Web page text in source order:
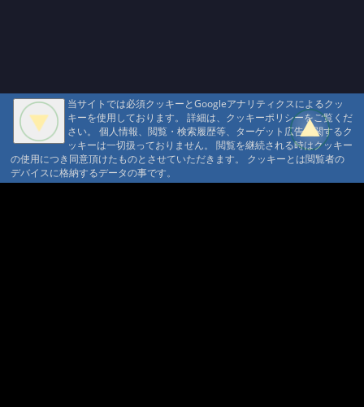
当サイトでは必須クッキーとGoogleアナリティクスによるクッ
キーを使用しております。 詳細は、クッキーポリシーをご覧くだ
さい。 個人情報、閲覧・検索履歴等、ターゲット広告に関するク
ッキーは一切扱っておりません。 閲覧を継続される時はクッキー
の使用につき同意頂けたものとさせていただきます。 クッキーとは閲覧者の
デバイスに格納するデータの事です。